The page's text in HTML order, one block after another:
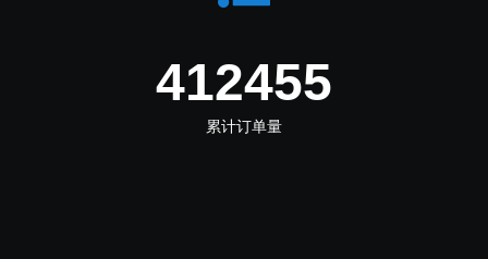
481198
累计订单量